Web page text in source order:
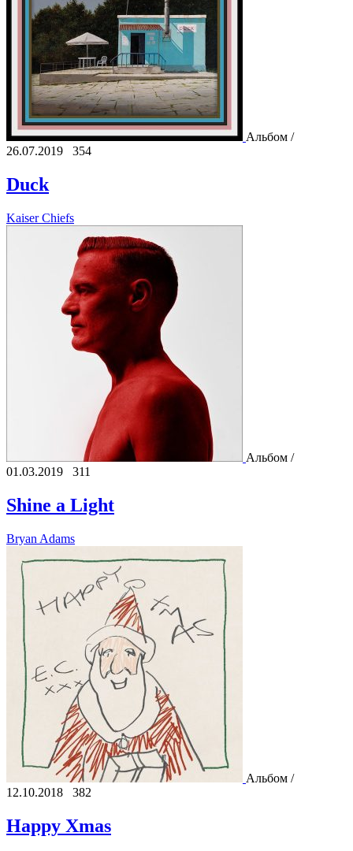
Альбом /
26.07.2019
354
Duck
Kaiser Chiefs
Альбом /
01.03.2019
311
Shine a Light
Bryan Adams
Альбом /
12.10.2018
382
Happy Xmas